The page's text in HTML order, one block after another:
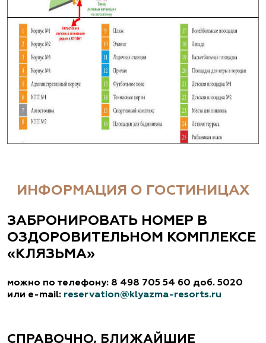
ИНФОРМАЦИЯ О ГОСТИНИЦАХ
ЗАБРОНИРОВАТЬ НОМЕР В
ОЗДОРОВИТЕЛЬНОМ КОМПЛЕКСЕ
«КЛЯЗЬМА»
можно по телефону: 8 498 705 54 60 доб. 5020
или e-mail: reservation@klyazma-resorts.ru
СПРАВОЧНО, БЛИЖАЙШИЕ